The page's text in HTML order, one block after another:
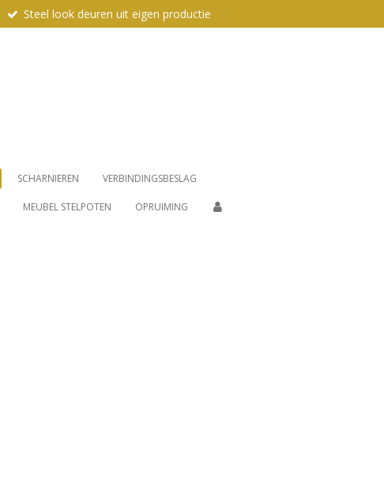
Steel look deuren uit eigen productie
SCHARNIEREN VERBINDINGSBESLAG
MEUBEL STELPOTEN OPRUIMING